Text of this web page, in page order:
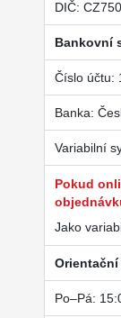
DIČ:
Bankovní
Číslo účtu:
Banka:
Variabilní
Pokud
Jako
Po–Pá: